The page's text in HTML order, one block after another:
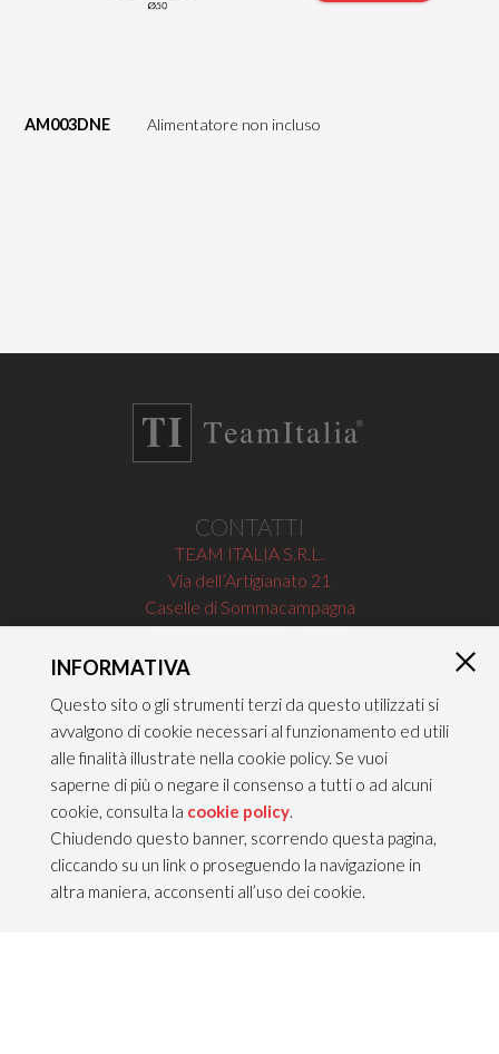
AM003DNE Alimentatore non incluso
CONTATTI
TEAM ITALIA S.R.L.
Via dell’Artigianato 21
Caselle di Sommacampagna
37066 VERONA — ITALY
Tel 045/8581640
Fax 045/8581650
info@teamitaliailluminazione.it
PEC teamitaliasrl@gigapec.it
NOTE LEGALI
P.IVA 02704210232
C.F. 10368360151
INFORMATIVA
Questo sito o gli strumenti terzi da questo utilizzati si
avvalgono di cookie necessari al funzionamento ed utili
alle finalità illustrate nella cookie policy. Se vuoi
saperne di più o negare il consenso a tutti o ad alcuni
cookie, consulta la cookie policy.
Chiudendo questo banner, scorrendo questa pagina,
cliccando su un link o proseguendo la navigazione in
altra maniera, acconsenti all’uso dei cookie.